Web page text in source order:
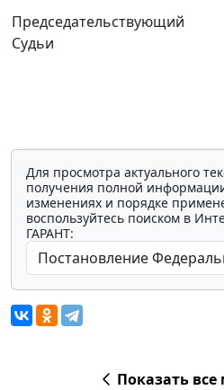
Председательствующий
Судьи
Для просмотра актуального
получения полной
изменениях и порядке
воспользуйтесь поиском в
ГАРАНТ:
Показать